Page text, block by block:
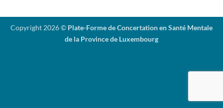
Copyright 2026 © Plate-Forme de Concertation en Santé Mentale
de la Province de Luxembourg